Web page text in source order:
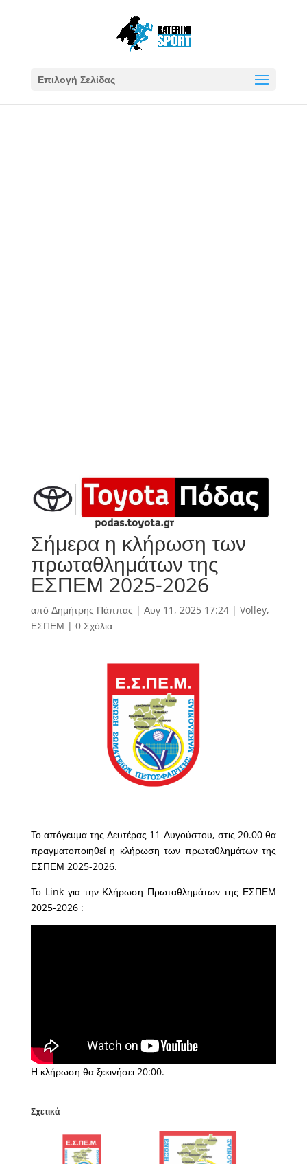
Επιλογή Σελίδας
Σήμερα η κλήρωση των
πρωταθλημάτων της
ΕΣΠΕΜ 2025-2026
από Δημήτρης Πάππας | Αυγ 11, 2025 17:24| Volley,
ΕΣΠΕΜ | 0 Σχόλια
Το απόγευμα της Δευτέρας 11 Αυγούστου, στις 20.00 θα
πραγματοποιηθεί η κλήρωση των πρωταθλημάτων της
ΕΣΠΕΜ 2025-2026.
Το Link για την Κλήρωση Πρωταθλημάτων της ΕΣΠΕΜ
2025-2026 :
Η κλήρωση θα ξεκινήσει 20:00.
Σχετικά